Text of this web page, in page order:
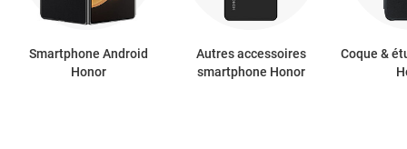
Smartphone Android
Honor
Autres accessoires
smartphone Honor
Coque &